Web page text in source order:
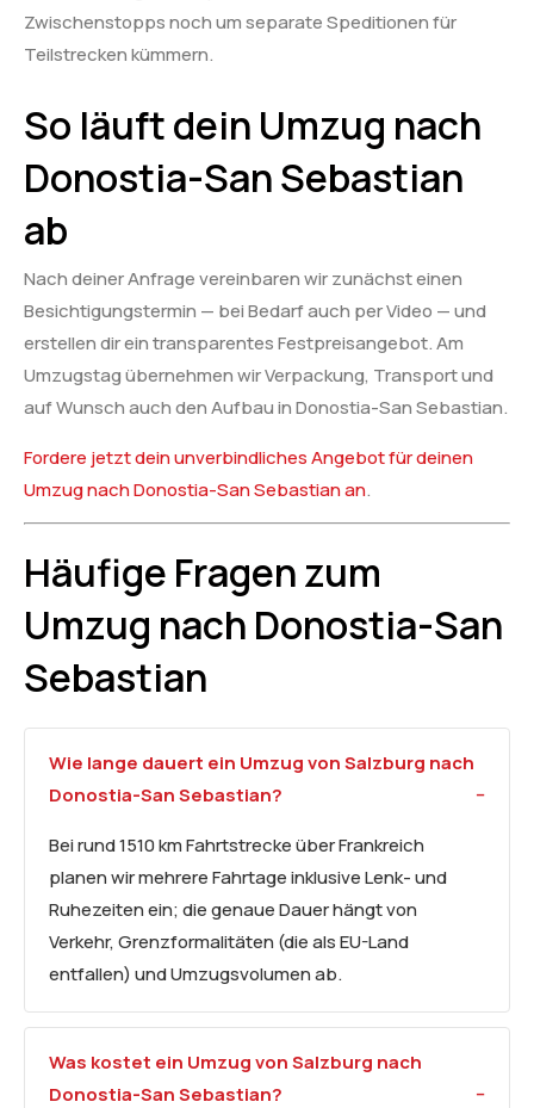
Zwischenstopps noch um separate Speditionen für
Teilstrecken kümmern.
So läuft dein Umzug nach
Donostia-San Sebastian
ab
Nach deiner Anfrage vereinbaren wir zunächst einen
Besichtigungstermin — bei Bedarf auch per Video — und
erstellen dir ein transparentes Festpreisangebot. Am
Umzugstag übernehmen wir Verpackung, Transport und
auf Wunsch auch den Aufbau in Donostia-San Sebastian.
Fordere jetzt dein unverbindliches Angebot für deinen
Umzug nach Donostia-San Sebastian an.
Häufige Fragen zum
Umzug nach Donostia-San
Sebastian
Wie lange dauert ein Umzug von Salzburg nach
Donostia-San Sebastian?
Bei rund 1510 km Fahrtstrecke über Frankreich
planen wir mehrere Fahrtage inklusive Lenk- und
Ruhezeiten ein; die genaue Dauer hängt von
Verkehr, Grenzformalitäten (die als EU-Land
entfallen) und Umzugsvolumen ab.
Was kostet ein Umzug von Salzburg nach
Donostia-San Sebastian?